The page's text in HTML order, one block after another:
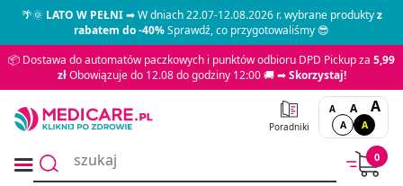
🌴🌞LATO W PEŁNI➡ W dniach 22.07-12.08.2026 r. wybrane produktyz
rabatem do -40%Sprawdź, co przygotowaliśmy 😎
📦 Dostawa do automatów paczkowych i punktów odbioru DPD Pickup za 5,99
złObowiązuje do 12.08 do godziny 12:00 🚚 ➡Skorzystaj!
Poradniki
A A A
A A
0